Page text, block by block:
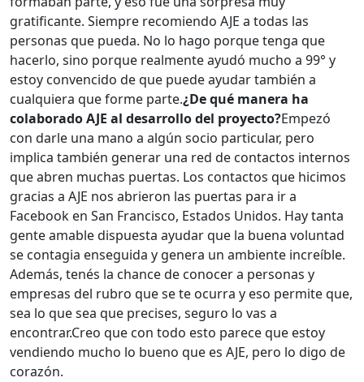
gratificante. Siempre recomiendo AJE a todas las
personas que pueda. No lo hago porque tenga que
hacerlo, sino porque realmente ayudó mucho a 99° y
estoy convencido de que puede ayudar también a
cualquiera que forme parte.¿De qué manera ha
colaborado AJE al desarrollo del proyecto?Empezó
con darle una mano a algún socio particular, pero
implica también generar una red de contactos internos
que abren muchas puertas. Los contactos que hicimos
gracias a AJE nos abrieron las puertas para ir a
Facebook en San Francisco, Estados Unidos. Hay tanta
gente amable dispuesta ayudar que la buena voluntad
se contagia enseguida y genera un ambiente increíble.
Además, tenés la chance de conocer a personas y
empresas del rubro que se te ocurra y eso permite que,
sea lo que sea que precises, seguro lo vas a
encontrar.Creo que con todo esto parece que estoy
vendiendo mucho lo bueno que es AJE, pero lo digo de
corazón.